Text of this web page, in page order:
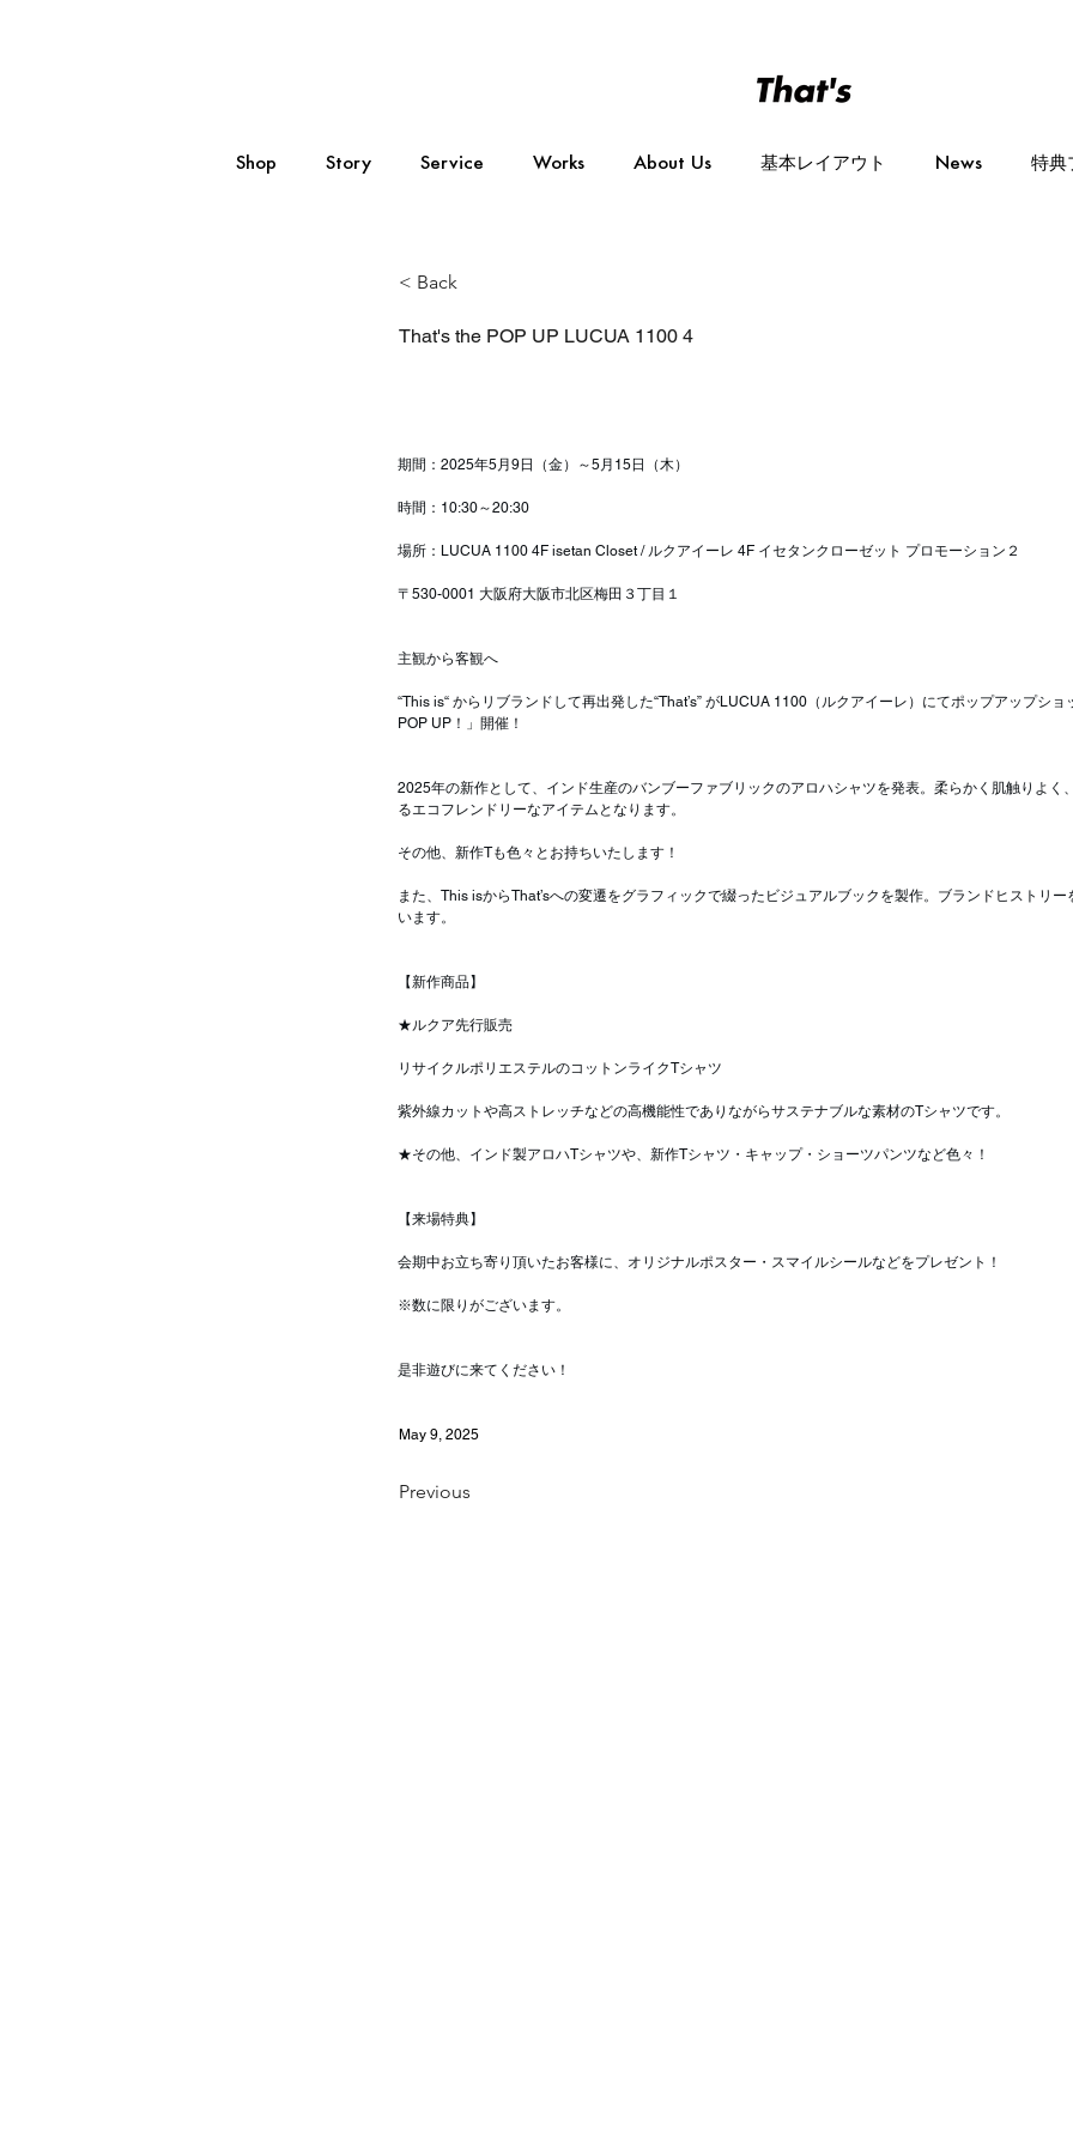
Shop Story Service Works About Us 基本レイアウト News 特典
< Back
That's the POP UP LUCUA 1100 4
期間：2025年5月9日（金）～5月15日（木）
時間：10:30～20:30
場所：LUCUA 1100 4F isetan Closet / ルクアイーレ 4F イセタンクローゼット プロモーション２
〒530-0001 大阪府大阪市北区梅田３丁目１
主観から客観へ
“This is“ からリブランドして再出発した“That’s” がLUCUA 1100（ルクアイーレ）にてポップアップショ
POP UP！」開催！
2025年の新作として、インド生産のバンブーファブリックのアロハシャツを発表。柔らかく肌触りよく
るエコフレンドリーなアイテムとなります。
その他、新作Tも色々とお持ちいたします！
また、This isからThat’sへの変遷をグラフィックで綴ったビジュアルブックを製作。ブランドヒストリ
います。
【新作商品】
★ルクア先行販売
リサイクルポリエステルのコットンライクTシャツ
紫外線カットや高ストレッチなどの高機能性でありながらサステナブルな素材のTシャツです。
★その他、インド製アロハTシャツや、新作Tシャツ・キャップ・ショーツパンツなど色々！
【来場特典】
会期中お立ち寄り頂いたお客様に、オリジナルポスター・スマイルシールなどをプレゼント！
※数に限りがございます。
是非遊びに来てください！
May 9, 2025
Previous